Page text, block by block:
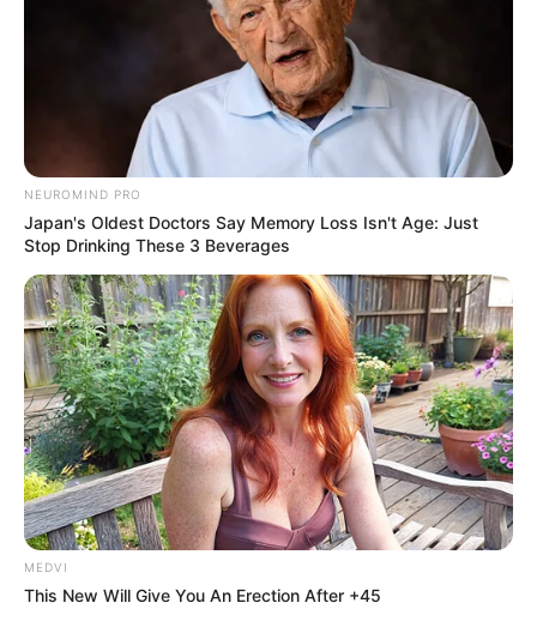
ทั้งนี้อายุขัยโดยเฉลี่ยของแมลง กระดิ่งเงินกระดิ่งทอง อยู่
ที่ประมาณ 2-3 สัปดาห์ โดยการวางโถแก้วใสก็สามารถ
วางได้ภายในบริเวณของบ้าน หรือตรงส่วนของร้านที่
ร่มเย็น แดดไม่จัด พร้อมกับพยายามเติมข้าวตอกอย่างให้
พร่อง ก็ถือเป็นอันใช้ได้ เพราะหากข้าวตอกขาดปริมาณที่
กะเกณฑ์ว่าเห็นแล้วน้อยเกินไปก็จะทําให้การงานการเงิน
การทํามาค้าขายไม่ค่อยคล่องตัว การถือเคล็ดเลี้ยงแมลง
ชนิดนี้ จึงเป็นเสมือนการใช้ความเชื่อในทางจิตวิทยามาส
ร้างความมั่นใจ และเป็นกําลังใจในการประกอบอาชีพ
ควบคู่ไปกับความมุ่งมั่น ขยัน อดทน และความลึกลับของ
สิ่งศักดิ์สิทธิ์
แล้วคุณละครับมีความคิดเห็นอย่างไรกับความเชื่อนี้ ซึ่ง
หากไม่เชื่อก็อย่าลบหลู่ เพราะทาง
Horoscope.Mthai.comต้องการนำเสนอเป็นความรู้
เท่านั้น ไม่ได้ต้องการให้เกิดเป็นความเชื่อหรืองมงายแต่
อย่างใดโปรดใช้วิจารณญาณในการอ่านด้วยครับ
NEUROMIND PRO
Japan's Oldest Doctors Say Memory Loss Isn't Age: Just
Stop Drinking These 3 Beverages
MEDVI
This New Will Give You An Erection After +45